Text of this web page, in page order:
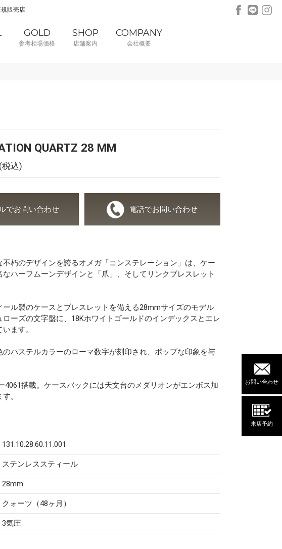
販売店
GOLD
参考相場価格
SHOP
店舗案内
COMPANY
会社概要
お問い合わせ
来店予約
N QUARTZ 28 M M
税込)
でお問い合わせ 電話でお問い合わせ
不朽のデザインを誇るオメガ「コンステレーション」は、ケー
なハーフムーンデザインと「爪」、そしてリンクブレスレット
ール製のケースとブレスレットを備える28mmサイズのモデル
ローズの文字盤に、18Kホワイトゴールドのインデックスとエレ
ます。
のパステルカラーのローマ数字が刻印され、ポップな印象を与
4061搭載。ケースバックには天文台のメダリオンがエンボス加
。
131.10.28.60.11.001
ステンレススティール
28mm
クォーツ（48ヶ月）
3気圧